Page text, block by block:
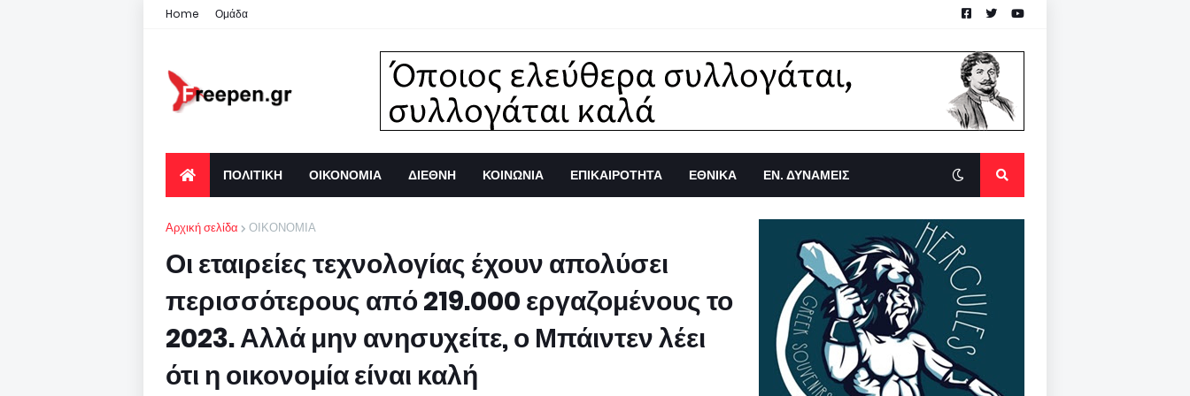
Home Ομάδα
ΠΟΛΙΤΙΚΗ ΟΙΚΟΝΟΜΙΑ ΔΙΕΘΝΗ ΚΟΙΝΩΝΙΑ ΕΠΙΚΑΙΡΟΤΗΤΑ ΕΘΝΙΚΑ ΕΝ. ΔΥΝΑΜΕΙΣ
Αρχική σελίδα ΟΙΚΟΝΟΜΙΑ
Οι εταιρείες τεχνολογίας έχουν απολύσει
περισσότερους από 219.000 εργαζομένους το
2023. Αλλά μην ανησυχείτε, ο Μπάιντεν λέει
ότι η οικονομία είναι καλή